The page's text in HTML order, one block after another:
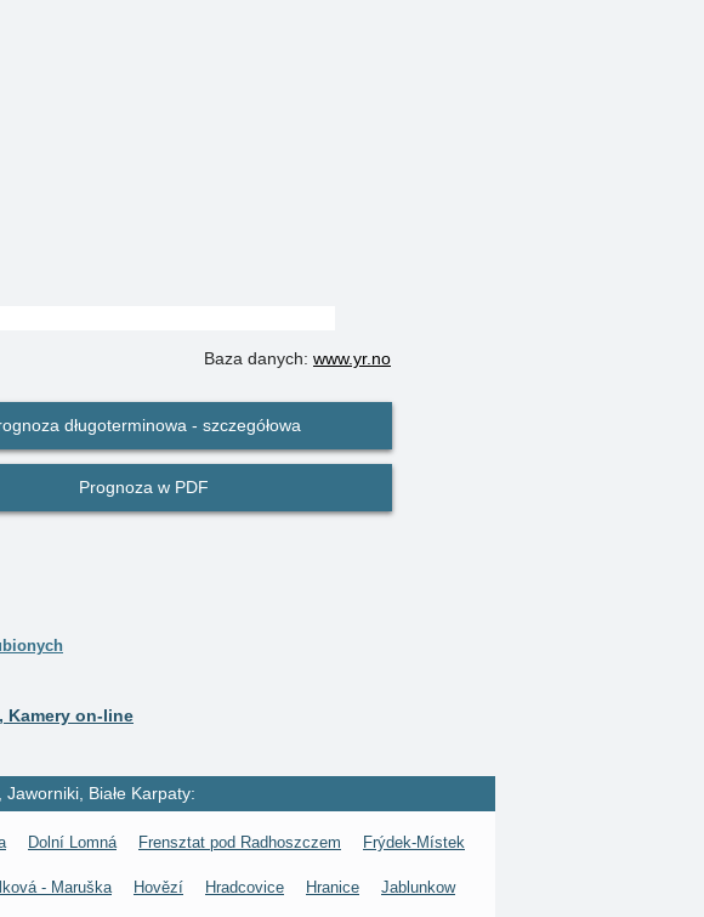
Baza danych: www.yr.no
długoterminowa - szczegółowa
Prognoza w PDF
Kamery on-line
Białe Karpaty:
Dolní Lomná Frensztat pod Radhoszczem Frýdek-Místek
- Maruška Hovězí Hradcovice Hranice Jablunkow